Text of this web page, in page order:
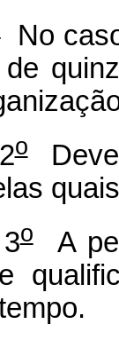
No caso
o
oA